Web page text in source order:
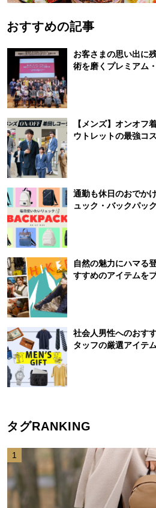
おすすめの記事
お客さまの思い出に
術を磨くプレミアム
【メンズ】オンオフ
ウトレットの最強コ
通勤も休日のおでか
ュック・バックパック
自然の魅力にハマる
すすめのアイテムを
社会人男性へのおす
タッフの厳選アイテ
タグRANKING
1